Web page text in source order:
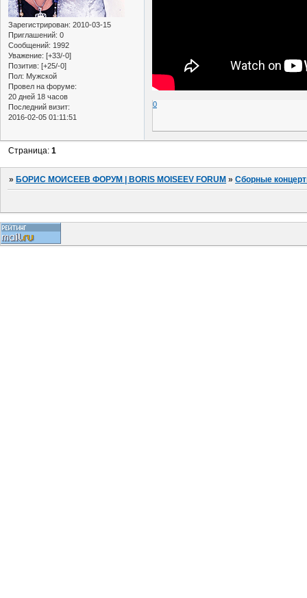
Зарегистрирован: 2010-03-15
Приглашений: 0
Сообщений: 1992
Уважение: [+33/-0]
Позитив: [+25/-0]
Пол: Мужской
Провел на форуме:
20 дней 18 часов
Последний визит:
2016-02-05 01:11:51
0
Страница:1
»БОРИС МОИСЕЕВ ФОРУМ | BORIS MOISEEV FORUM »Сборные